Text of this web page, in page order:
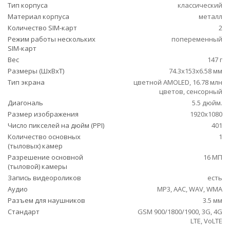
Тип корпуса
классический
Материал корпуса
металл
Количество SIM-карт
2
Режим работы нескольких
SIM-карт
попеременный
Вес
147 г
Размеры (ШxВxТ)
74.3x153x6.58 мм
Тип экрана
цветной AMOLED, 16.78 млн
цветов, сенсорный
Диагональ
5.5 дюйм.
Размер изображения
1920x1080
Число пикселей на дюйм (PPI)
401
Количество основных
(тыловых) камер
1
Разрешение основной
(тыловой) камеры
16 МП
Запись видеороликов
есть
Аудио
MP3, AAC, WAV, WMA
Разъем для наушников
3.5 мм
Стандарт
GSM 900/1800/1900, 3G, 4G
LTE, VoLTE